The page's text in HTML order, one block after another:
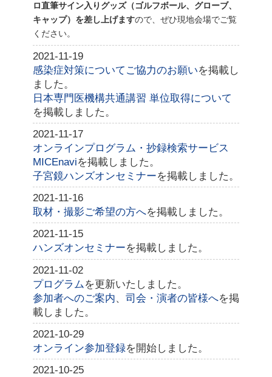
ロ直筆サイン入りグッズ（ゴルフボール、グローブ、
キャップ）を差し上げますので、ぜひ現地会場でご覧
ください。
2021-11-19
感染症対策についてご協力のお願いを掲載し
ました。
日本専門医機構共通講習 単位取得について
を掲載しました。
2021-11-17
オンラインプログラム・抄録検索サービス
MICEnaviを掲載しました。
子宮鏡ハンズオンセミナーを掲載しました。
2021-11-16
取材・撮影ご希望の方へを掲載しました。
2021-11-15
ハンズオンセミナーを掲載しました。
2021-11-02
プログラム を更新いたしました。
参加者へのご案内、 司会・演者の皆様へを掲
載しました。
2021-10-29
オンライン参加登録を開始しました。
2021-10-25